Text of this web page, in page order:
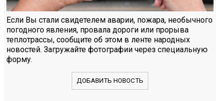
Если Вы стали свидетелем аварии, пожара, необычного
погодного явления, провала дороги или прорыва
теплотрассы, сообщите об этом в ленте народных
новостей. Загружайте фотографии через специальную
форму.
ДОБАВИТЬ НОВОСТЬ